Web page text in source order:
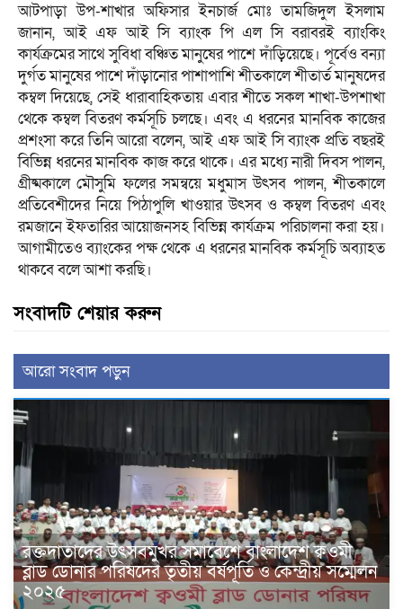
আটপাড়া উপ-শাখার অফিসার ইনচার্জ মোঃ তামজিদুল ইসলাম
জানান, আই এফ আই সি ব্যাংক পি এল সি বরাবরই ব্যাংকিং
কার্যক্রমের সাথে সুবিধা বঞ্চিত মানুষের পাশে দাঁড়িয়েছে। পূর্বেও বন্যা
দুর্গত মানুষের পাশে দাঁড়ানোর পাশাপাশি শীতকালে শীতার্ত মানুষদের
কম্বল দিয়েছে, সেই ধারাবাহিকতায় এবার শীতে সকল শাখা-উপশাখা
থেকে কম্বল বিতরণ কর্মসূচি চলছে। এবং এ ধরনের মানবিক কাজের
প্রশংসা করে তিনি আরো বলেন, আই এফ আই সি ব্যাংক প্রতি বছরই
বিভিন্ন ধরনের মানবিক কাজ করে থাকে। এর মধ্যে নারী দিবস পালন,
গ্রীষ্মকালে মৌসুমি ফলের সমন্বয়ে মধুমাস উৎসব পালন, শীতকালে
প্রতিবেশীদের নিয়ে পিঠাপুলি খাওয়ার উৎসব ও কম্বল বিতরণ এবং
রমজানে ইফতারির আয়োজনসহ বিভিন্ন কার্যক্রম পরিচালনা করা হয়।
আগামীতেও ব্যাংকের পক্ষ থেকে এ ধরনের মানবিক কর্মসূচি অব্যাহত
থাকবে বলে আশা করছি।
সংবাদটি শেয়ার করুন
আরো সংবাদ পড়ুন
রক্তদাতাদের উৎসবমুখর সমাবেশে বাংলাদেশ ক্বওমী
ব্লাড ডোনার পরিষদের তৃতীয় বর্ষপূর্তি ও কেন্দ্রীয় সম্মেলন
২০২৫